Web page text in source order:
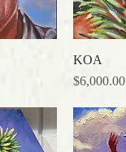
KOA
価格
$6,000.00